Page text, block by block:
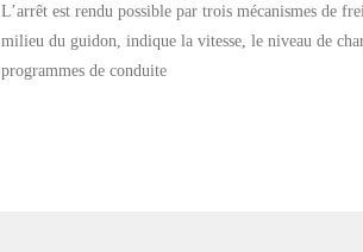
L’arrêt est rendu possible par trois mécanismes de
milieu du guidon, indique la vitesse, le niveau de
programmes de conduite